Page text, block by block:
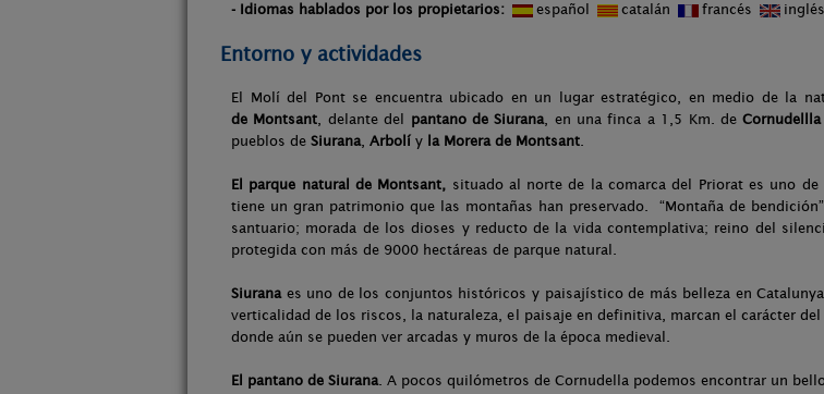
- Idiomas hablados por los propietarios: español catalán francés inglés
Entorno y actividades
El Molí del Pont se encuentra ubicado en un lugar estratégico, en medio de la
de Montsant, delante del pantano de Siurana, en una finca a 1,5 Km. de
pueblos de Siurana, Arbolí y la Morera de Montsant.
El parque natural de Montsant, situado al norte de la comarca del Priorat es uno
tiene un gran patrimonio que las montañas han preservado. “Montaña de
santuario; morada de los dioses y reducto de la vida contemplativa; reino del
protegida con más de 9000 hectáreas de parque natural.
Siuranaes uno de los conjuntos históricos y paisajístico de más belleza en
verticalidad de los riscos, la naturaleza, el paisaje en definitiva, marcan el carácter
donde aún se pueden ver arcadas y muros de la época medieval.
El pantano de Siurana. A pocos quilómetros de Cornudella podemos encontrar un